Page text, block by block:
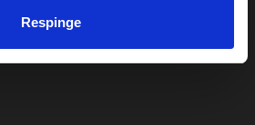
Respinge
Duplicare bilete